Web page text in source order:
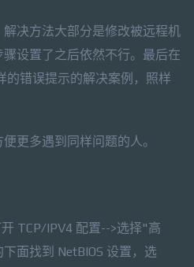
决方法大部分是修改被远程机
设置了之后依然不行。最后在
的错误提示的解决案例，照样
更多遇到同样问题的人。
TCP/IPV4 配置-->选择"高
面找到 NetBIOS 设置，选